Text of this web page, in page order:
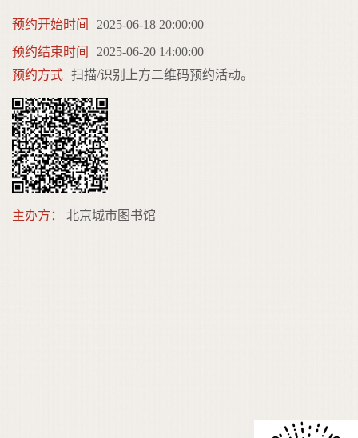
预约开始时间
2025-06-18 20:00:00
预约结束时间
2025-06-20 14:00:00
预约方式 扫描/识别上方二维码预约活动。
主办方： 北京城市图书馆